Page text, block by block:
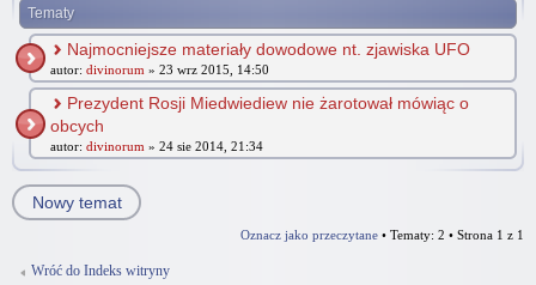
Tematy
Najmocniejsze materiały dowodowe nt. zjawiska UFO
autor: divinorum » 23 wrz 2015, 14:50
Prezydent Rosji Miedwiediew nie żarotował mówiąc o
obcych
autor: divinorum » 24 sie 2014, 21:34
Nowy temat
Oznacz jako przeczytane • Tematy: 2 • Strona 1 z 1
Wróć do Indeks witryny